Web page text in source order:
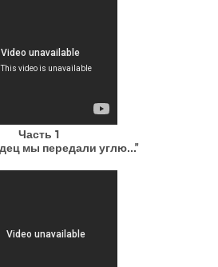
Часть 1
мы передали углю..."